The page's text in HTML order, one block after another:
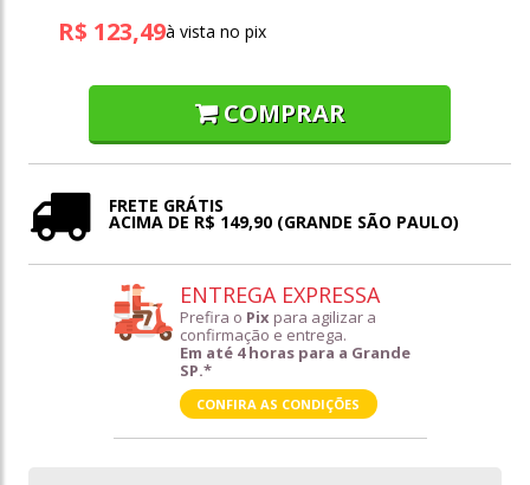
R$ 123,49à vista no pix
COMPRAR
FRETE GRÁTIS
ACIMA DE R$ 149,90 (GRANDE SÃO PAULO)
ENTREGA EXPRESSA
Prefira o Pix para agilizar a
confirmação e entrega.
Em até 4 horas para a Grande
SP.*
CONFIRA AS CONDIÇÕES